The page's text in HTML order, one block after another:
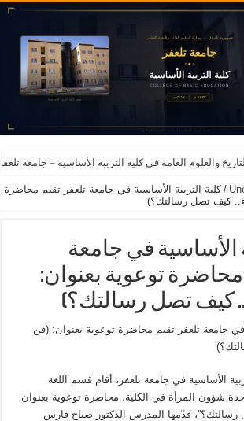
والعلوم العامة في كلية التربية الأساسية – جامعة تلعفر للعام
/ كلية التربية الأساسية في جامعة تلعفر تقيم محاضرة
كيف تصل رسالتك؟)
الأساسية في جامعة
محاضرة توعوية بعنوان:
كيف تصل رسالتك؟)
في جامعة تلعفر تقيم محاضرة توعوية بعنوان: (فن
الأساسية في جامعة تلعفر، أقام قسم اللغة
وحدة شؤون المرأة في الكلية، محاضرة توعوية بعنوان
رسالتك؟”، قدّمها المدرس الدكتور صباح فارس